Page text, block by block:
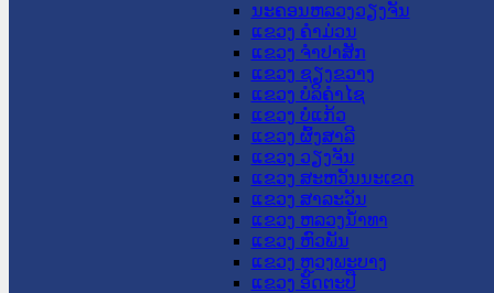
ນະ​ຄອນ​ຫລວງວຽງຈັນ
ແຂວງ ຄໍາມ່ວນ
ແຂວງ ຈໍາປາສັກ
ແຂວງ ຊຽງຂວາງ
ແຂວງ ບໍລິຄໍາໄຊ
ແຂວງ ບໍ່ແກ້ວ
ແຂວງ ຜົ້ງສາລີ
ແຂວງ ວຽງຈັນ
ແຂວງ ສະຫວັນນະເຂດ
ແຂວງ ສາລະວັນ
ແຂວງ ຫລວງນໍ້າທາ
ແຂວງ ຫົວພັນ
ແຂວງ ຫຼວງພະບາງ
ແຂວງ ອັດຕະປື